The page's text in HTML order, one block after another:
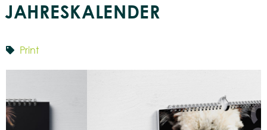
JAHRESKALENDER
Print